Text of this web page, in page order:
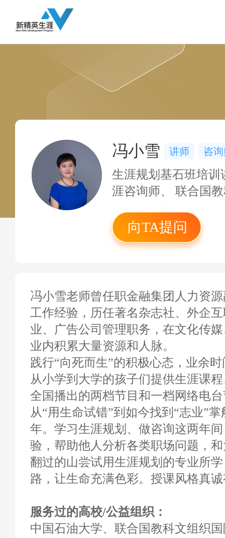
冯小雪 讲师 咨
生涯规划基石班培
涯咨询师、 联合国
训师、 中国石油大
北京永源基金会／
向TA提问
冯小雪老师曾任职金融集团人力资
工作经验，历任著名杂志社、外企
业、广告公司管理职务，在文化传
业内积累大量资源和人脉。
践行“向死而生”的积极心态，业余
从小学到大学的孩子们提供生涯课
全国播出的两档节目和一档网络电
从“用生命试错”到如今找到“志业”
年。学习生涯规划、做咨询这两年
验，帮助他人分析各类职场问题，
翻过的山尝试用生涯规划的专业所
路，让生命充满色彩。授课风格真
服务过的高校/公益组织：
中国石油大学、联合国教科文组织